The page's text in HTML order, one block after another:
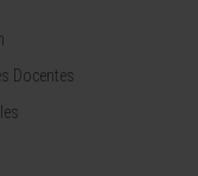
Docentes